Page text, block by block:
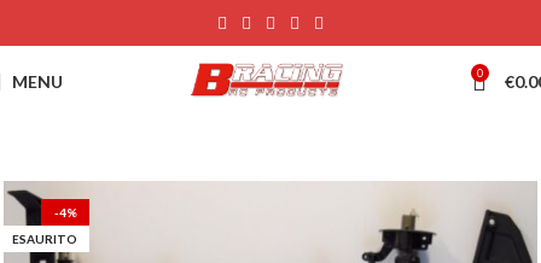
MENU 0 €
-4%
ESAURITO